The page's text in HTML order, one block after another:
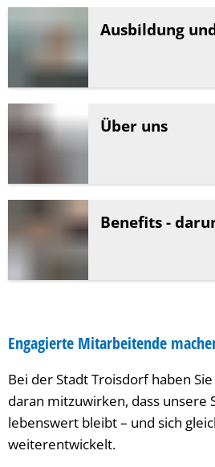
Ausbildung
Über uns
Benefits -
Engagierte Mitarbeitende
Bei der Stadt Troisdorf haben
daran mitzuwirken, dass unsere
lebenswert bleibt – und sich
weiterentwickelt.